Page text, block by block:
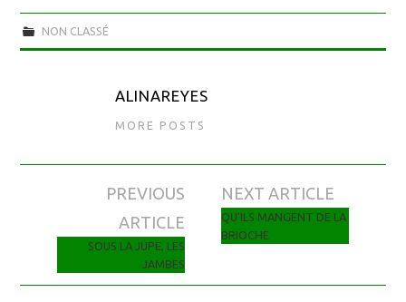
NON CLASSÉ
ALINAREYES
MORE POSTS
Navigation des articles
PREVIOUS
ARTICLE
SOUS LA JUPE, LES
JAMBES
NEXT ARTICLE
QU’ILS MANGENT DE LA
BRIOCHE